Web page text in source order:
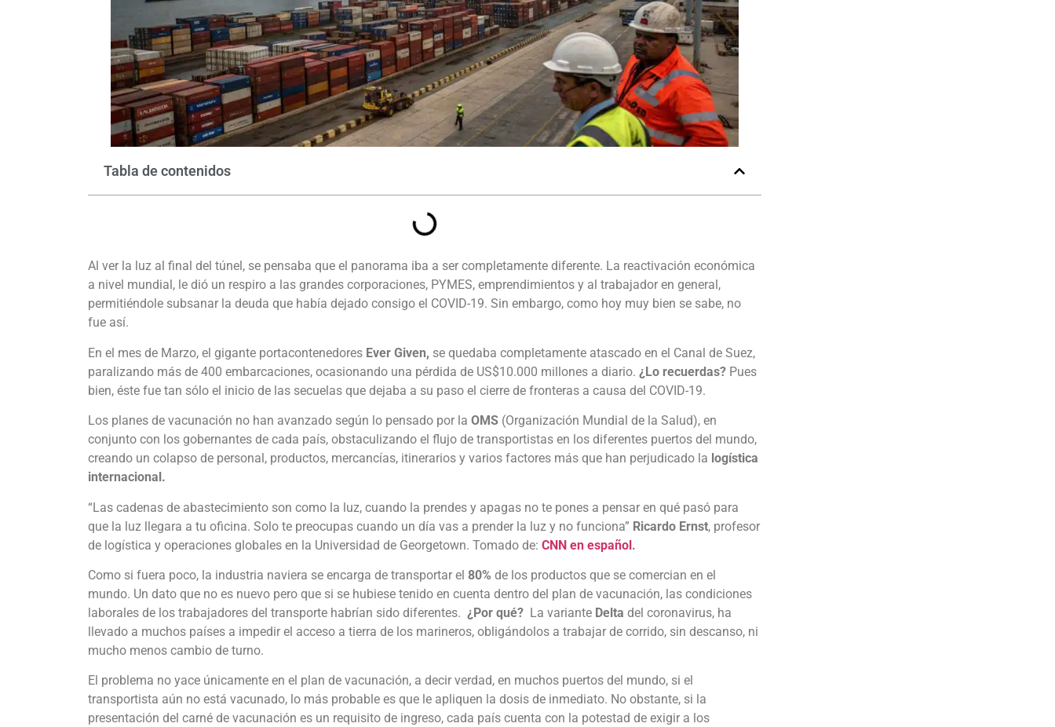
Tabla de contenidos
Al ver la luz al final del túnel, se pensaba que el panorama iba a ser completamente diferente. La reactivación económica
a nivel mundial, le dió un respiro a las grandes corporaciones, PYMES, emprendimientos y al trabajador en general,
permitiéndole subsanar la deuda que había dejado consigo el COVID-19. Sin embargo, como hoy muy bien se sabe, no
fue así.
En el mes de Marzo, el gigante portacontenedores Ever Given, se quedaba completamente atascado en el Canal de Suez,
paralizando más de 400 embarcaciones, ocasionando una pérdida de US$10.000 millones a diario. ¿Lo recuerdas? Pues
bien, éste fue tan sólo el inicio de las secuelas que dejaba a su paso el cierre de fronteras a causa del COVID-19.
Los planes de vacunación no han avanzado según lo pensado por la OMS (Organización Mundial de la Salud), en
conjunto con los gobernantes de cada país, obstaculizando el flujo de transportistas en los diferentes puertos del mundo,
creando un colapso de personal, productos, mercancías, itinerarios y varios factores más que han perjudicado la logística
internacional.
“Las cadenas de abastecimiento son como la luz, cuando la prendes y apagas no te pones a pensar en qué pasó para
que la luz llegara a tu oficina. Solo te preocupas cuando un día vas a prender la luz y no funciona” Ricardo Ernst, profesor
de logística y operaciones globales en la Universidad de Georgetown. Tomado de: CNN en español.
Como si fuera poco, la industria naviera se encarga de transportar el 80% de los productos que se comercian en el
mundo. Un dato que no es nuevo pero que si se hubiese tenido en cuenta dentro del plan de vacunación, las condiciones
laborales de los trabajadores del transporte habrían sido diferentes. ¿Por qué? La variante Delta del coronavirus, ha
llevado a muchos países a impedir el acceso a tierra de los marineros, obligándolos a trabajar de corrido, sin descanso, ni
mucho menos cambio de turno.
El problema no yace únicamente en el plan de vacunación, a decir verdad, en muchos puertos del mundo, si el
transportista aún no está vacunado, lo más probable es que le apliquen la dosis de inmediato. No obstante, si la
presentación del carné de vacunación es un requisito de ingreso, cada país cuenta con la potestad de exigir a los